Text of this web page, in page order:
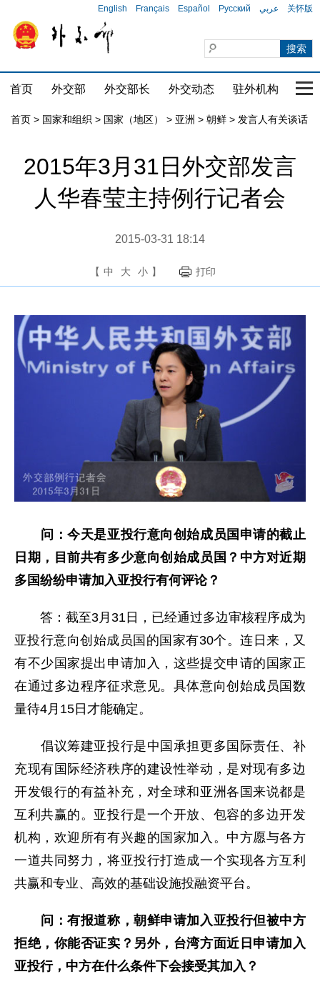
English Français Español Русский عربي 关怀版
首页 外交部 外交部长 外交动态 驻外机构 国
首页 > 国家和组织 > 国家（地区） > 亚洲 > 朝鲜 > 发言人有关谈话
2015年3月31日外交部发言
人华春莹主持例行记者会
2015-03-31 18:14
【 中 大 小 】 打印
问：今天是亚投行意向创始成员国申请的截止
日期，目前共有多少意向创始成员国 ？中方对近期
多 国纷纷申请加入亚投行有何评论？
答：截至3月31日，已经通过多边审核程序成为
亚投行意向创始成员国的国家有30个。连日来，又
有不少国家提出申请加入，这些提交申请的国家正
在通过多边程序征求意见。具体意向创始成员国数
量待4月15日才能确定。
倡议筹建亚投行是中国承担更多国际责任、补
充现有国际经济秩序的建设性举动，是对现有多边
开发银行的有益补充，对全球和亚洲各国来说都是
互利共赢的。亚投行是一个开放、包容的多边开发
机构，欢迎所有有兴趣的国家加入。中方愿与各方
一道共同努力，将亚投行打造成一个实现各方互利
共赢和专业、高效的基础设施投融资平台。
问：有报道称，朝鲜申请加入亚投行但被中方
拒绝，你能否证实？另外，台湾方面近日申请加入
亚投行，中方在什么条件下会接受其加入？